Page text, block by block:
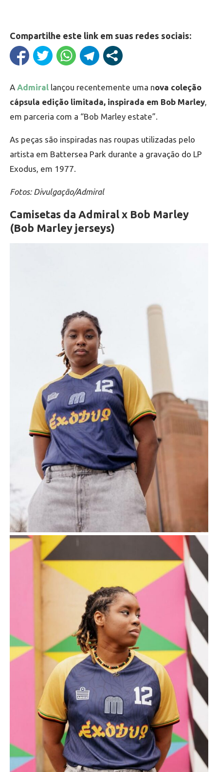
Compartilhe este link em suas redes sociais:
A Admiral lançou recentemente uma nova coleção
cápsula edição limitada, inspirada em Bob Marley,
em parceria com a “Bob Marley estate”.
As peças são inspiradas nas roupas utilizadas pelo
artista em Battersea Park durante a gravação do LP
Exodus, em 1977.
Fotos: Divulgação/Admiral
Camisetas da Admiral x Bob Marley
(Bob Marley jerseys)